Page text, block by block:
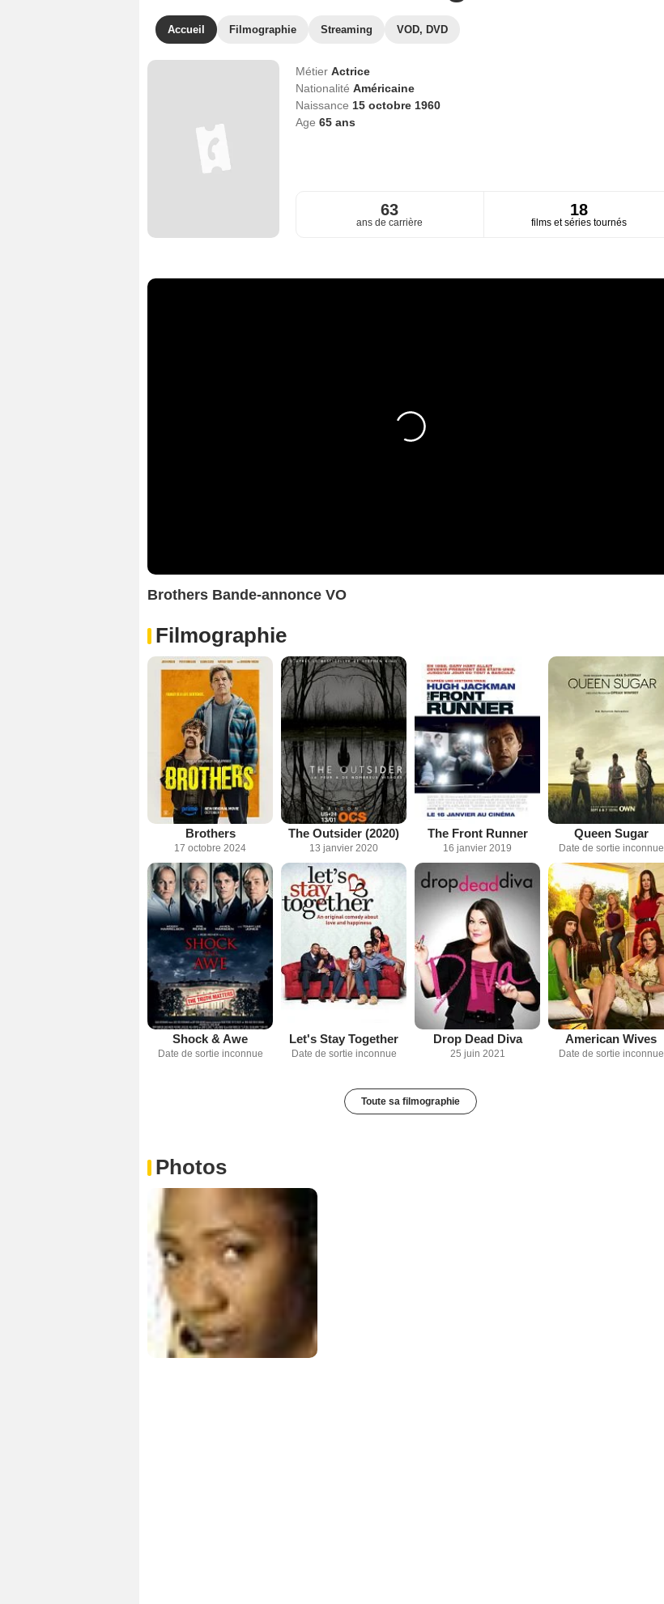
Accueil Filmographie Streaming VOD, DVD
Métier Actrice
Nationalité Américaine
Naissance 15 octobre 1960
Age 65ans
63
ans de carrière
18
films et séries tournés
Brothers Bande-annonce VO
Filmographie
Brothers
17 octobre 2024
The Outsider (2020)
13 janvier 2020
The Front Runner
16 janvier 2019
Queen Sugar
Date de sortie inconnue
Shock & Awe
Date de sortie inconnue
Let's Stay Together
Date de sortie inconnue
Drop Dead Diva
25 juin 2021
American Wives
Date de sortie inconnue
Toute sa filmographie
Photos